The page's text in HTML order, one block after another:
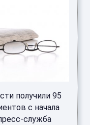
получили 95
с начала
служба